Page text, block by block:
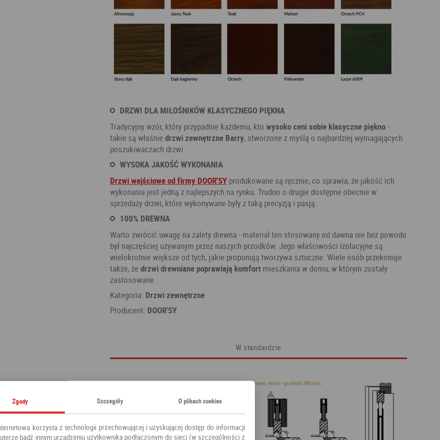
DRZWI DLA MIŁOŚNIKÓW KLASYCZNEGO PIĘKNA
Tradycyjny wzór, który przypadnie każdemu, kto wysoko ceni sobie klasyczne piękno-
takie są właśniedrzwi zewnętrzne Barry, stworzone z myślą o najbardziej wymagających
poszukiwaczach drzwi.
WYSOKA JAKOŚĆ WYKONANIA
Drzwi wejściowe od firmy DOOR'SY produkowane są ręcznie, co sprawia, że jakość ich
wykonania jest jedną z najlepszych na rynku. Trudno o drugie dostępne obecnie w
sprzedaży drzwi, które wykonywane były z taką precyzją i pasją.
100% DREWNA
Warto zwrócić uwagę na zalety drewna - materiał ten stosowany od dawna nie bez powodu
był najczęściej używanym przez naszych przodków. Jego właściwości izolacyjne są
wielokrotnie większe od tych, jakie proponują tworzywa sztuczne. Wiele osób przekonuje
także, żedrzwi drewniane poprawiają komfort mieszkania w domu, w którym zostały
zastosowane.
Kategoria: Drzwi zewnętrzne
Producent: DOOR'SY
W standardzie
Zgody Szczegóły O plikach cookies
korzysta z technologii przechowującej i uzyskującej dostęp do informacji
bądź innym urządzeniu użytkownika podłączonym do sieci (w szczególności z